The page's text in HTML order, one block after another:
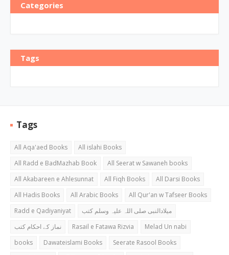
Categories
Tags
Tags
All Aqa'aed Books
All islahi Books
All Radd e BadMazhab Book
All Seerat w Sawaneh books
All Akabareen e Ahlesunnat
All Fiqh Books
All Darsi Books
All Hadis Books
All Arabic Books
All Qur'an w Tafseer Books
Radd e Qadiyaniyat
میلادالنبی صلی اللہ علیہ وسلم کتب
نماز کے احکام کتب
Rasail e Fatawa Rizvia
Melad Un nabi
books
Dawateislami Books
Seerate Rasool Books